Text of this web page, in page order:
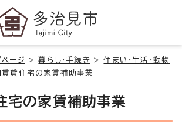
ページ >暮らし・手続き >住まい・生活・動物
賃貸住宅の家賃補助事業
宅の家賃補助事業